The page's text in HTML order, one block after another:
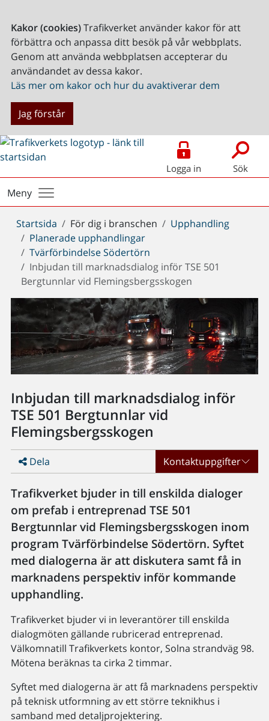
Kakor (cookies)Trafikverket använder kakor för att
förbättra och anpassa ditt besök på vår webbplats.
Genom att använda webbplatsen accepterar du
användandet av dessa kakor.
Läs mer om kakor och hur du avaktiverar dem
Jag förstår
Logga in Sök
Meny
Du
är
här:
Startsida För dig i branschen
Upphandling
Planerade upphandlingar
Tvärförbindelse Södertörn
Inbjudan till marknadsdialog inför TSE 501
Bergtunnlar vid Flemingsbergsskogen
Inbjudan till marknadsdialog inför
TSE 501 Bergtunnlar vid
Flemingsbergsskogen
Dela Kontaktuppgifter
Trafikverket bjuder in till enskilda dialoger
om prefab i entreprenad TSE 501
Bergtunnlar vid Flemingsbergsskogen inom
program Tvärförbindelse Södertörn. Syftet
med dialogerna är att diskutera samt få in
marknadens perspektiv inför kommande
upphandling.
Trafikverket bjuder vi in leverantörer till enskilda
dialogmöten gällande rubricerad entreprenad.
Välkomnatill Trafikverkets kontor, Solna strandväg 98.
Mötena beräknas ta cirka 2 timmar.
Syftet med dialogerna är att få marknadens perspektiv
på teknisk utformning av ett större teknikhus i
samband med detaljprojektering.